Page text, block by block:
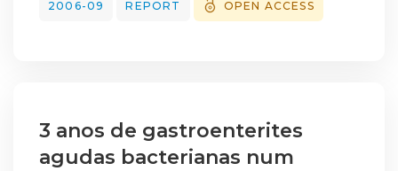
decongestion of patients with impaired
diuretics and/or sequential nephron
blockade through
2006-09 REPORT OPEN ACCESS
3 anos de gastroenterites
agudas bacterianas num